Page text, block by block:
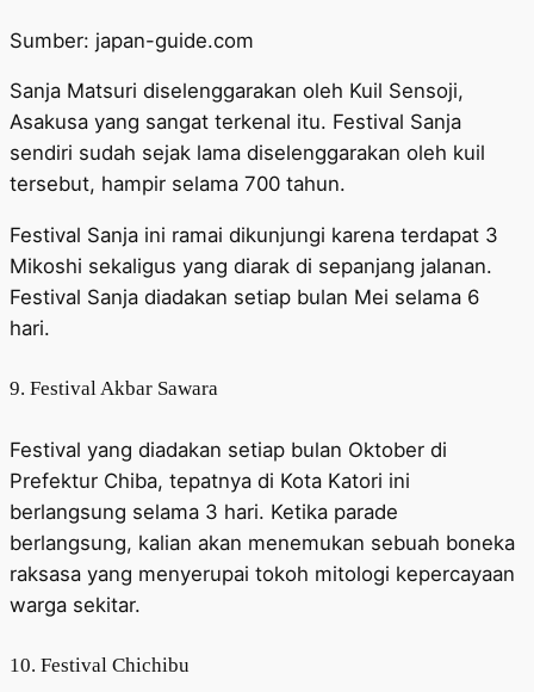
Sumber: japan-guide.com
Sanja Matsuri diselenggarakan oleh Kuil Sensoji,
Asakusa yang sangat terkenal itu. Festival Sanja
sendiri sudah sejak lama diselenggarakan oleh kuil
tersebut, hampir selama 700 tahun.
Festival Sanja ini ramai dikunjungi karena terdapat 3
Mikoshi sekaligus yang diarak di sepanjang jalanan.
Festival Sanja diadakan setiap bulan Mei selama 6
hari.
9. Festival Akbar Sawara
Festival yang diadakan setiap bulan Oktober di
Prefektur Chiba, tepatnya di Kota Katori ini
berlangsung selama 3 hari. Ketika parade
berlangsung, kalian akan menemukan sebuah boneka
raksasa yang menyerupai tokoh mitologi kepercayaan
warga sekitar.
10. Festival Chichibu